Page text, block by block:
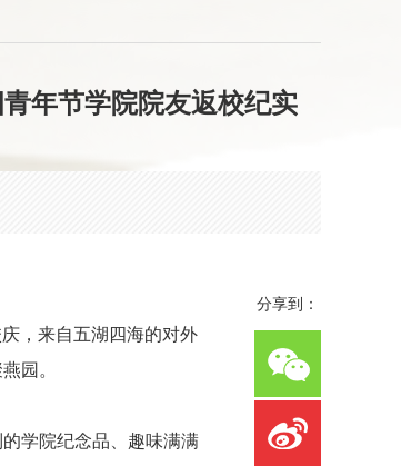
年节学院院友返校纪实
，来自五湖四海的对外
园。
学院纪念品、趣味满满
分享到：